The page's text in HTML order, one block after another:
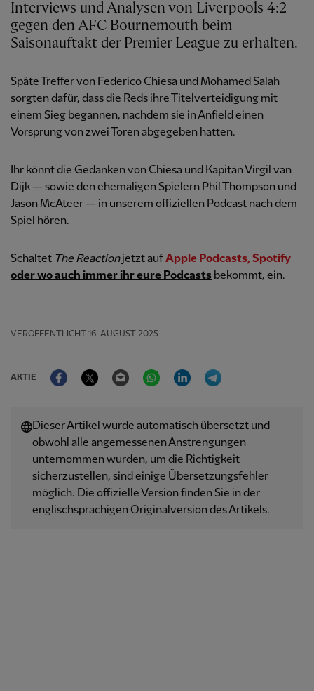
Interviews und Analysen von Liverpools 4:2
gegen den AFC Bournemouth beim
Saisonauftakt der Premier League zu erhalten.
Späte Treffer von Federico Chiesa und Mohamed Salah
sorgten dafür, dass die Reds ihre Titelverteidigung mit
einem Sieg begannen, nachdem sie in Anfield einen
Vorsprung von zwei Toren abgegeben hatten.
Ihr könnt die Gedanken von Chiesa und Kapitän Virgil van
Dijk — sowie den ehemaligen Spielern Phil Thompson und
Jason McAteer — in unserem offiziellen Podcast nach dem
Spiel hören.
Schaltet The Reactionjetzt aufApple Podcasts, Spotify
oder wo auch immer ihr eure Podcasts bekommt, ein.
VERÖFFENTLICHT 16. AUGUST 2025
AKTIE
FacebookTwitter Email WhatsAppLinkedIn
Dieser Artikel wurde automatisch übersetzt und
obwohl alle angemessenen Anstrengungen
unternommen wurden, um die Richtigkeit
sicherzustellen, sind einige Übersetzungsfehler
möglich. Die offizielle Version finden Sie in der
englischsprachigen Originalversion des Artikels.